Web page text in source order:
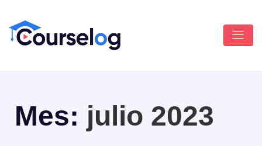
Mes: julio 2023